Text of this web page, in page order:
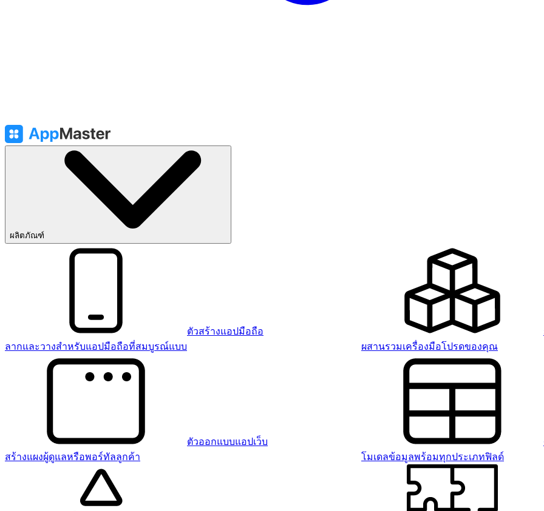
ผลิตภัณฑ์
ตัวสร้างแอปมือถือ
ลากและวางสำหรับแอปมือถือที่สมบูรณ์แบบ
ผสานรวมเครื่องมือโปรดของคุณ
ตัวออกแบบแอปเว็บ
สร้างแผงผู้ดูแลหรือพอร์ทัลลูกค้า
โมเดลข้อมูลพร้อมทุกประเภทฟิลด์